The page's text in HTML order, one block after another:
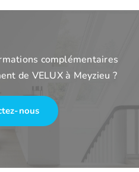
complémentaires
de VELUX à Meyzieu ?
nous